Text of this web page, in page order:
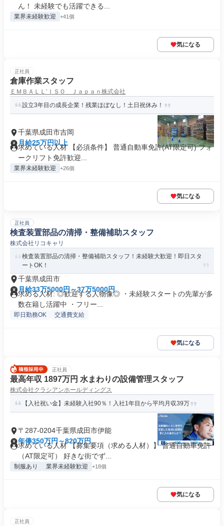
ん！ 未経験でも活躍できる...
業界未経験歓迎 +41個
気になる
正社員
倉庫作業スタッフ
ＥＭＢＡＬＬ’ＩＳＯ Ｊａｐａｎ株式会社
設立3年目の成長企業！残業ほぼなし！土日祝休み！
千葉県成田市吉岡
月給25万円以上
求めている人材 【必須条件】 普通自動車免許(AT限定可) フォ
ークリフト免許歓迎...
業界未経験歓迎 +26個
気になる
正社員
検査装置部品の清掃・整備補助スタッフ
株式会社リコキャリ
検査装置部品の清掃・整備補助スタッフ！未経験大歓迎！即日スタ
ートOK！
千葉県成田市
月給33万5000円～37万5000円
求める人材: ◎歓迎する人物像◎ ・未経験スタートの先輩が多
数在籍し活躍中 ・フリー...
即日勤務OK 交通費支給
気になる
正社員
最高年収 1897万円 水まわりの設備管理スタッフ
株式会社クラシアンホールディングス
【入社祝い金】未経験入社90％！入社1年目から平均月収39万
〒287-0204千葉県成田市伊能
年俸350万円～820万円
求めている人材 【募集要項（求める人材）】 普通自動車免許
（AT限定可） 好きな街でず...
制服あり 業界未経験歓迎 +18個
気になる
正社員